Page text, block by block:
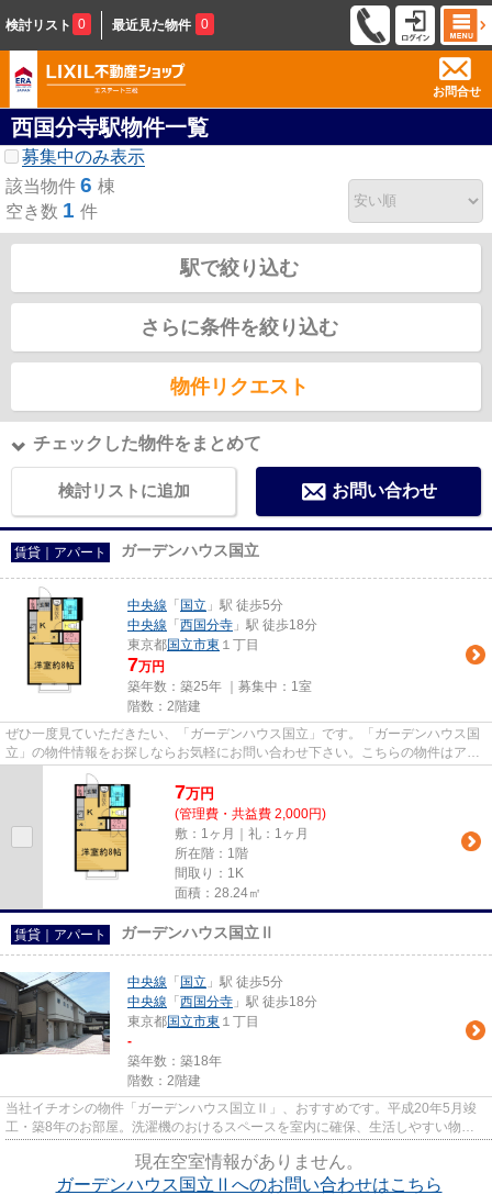
検討リスト 0 最近見た物件 0
お問合せ
西国分寺駅物件一覧
募集中のみ表示
該当物件 6 棟
空き数 1 件
駅で絞り込む
さらに条件を絞り込む
物件リクエスト
チェックした物件をまとめて
検討リストに追加 お問い合わせ
賃貸｜アパート ガーデンハウス国立
中央線 「 国立 」駅 徒歩5分
中央線 「 西国分寺 」駅 徒歩18分
東京都国立市東 １丁目
7万円
築年数：築25年 ｜募集中： 1室
階数：2階建
ぜひ一度見ていただきたい、「ガーデンハウス国立」です。「ガーデンハウス国
立」の物件情報をお探しならお気軽にお問い合わせ下さい。こちらの物件はアパ
ートです。徒歩5分で駅にアク...
7万円
(管理費・共益費 2,000円)
敷：1ヶ月｜礼：1ヶ月
所在階：1階
間取り：1K
面積：28.24㎡
賃貸｜アパート ガーデンハウス国立Ⅱ
中央線 「 国立 」駅 徒歩5分
中央線 「 西国分寺 」駅 徒歩18分
東京都国立市東 １丁目
-
築年数：築18年
階数：2階建
当社イチオシの物件「ガーデンハウス国立Ⅱ」、おすすめです。平成20年5月竣
工・築8年のお部屋。洗濯機のおけるスペースを室内に確保、生活しやすい物
現在空室情報がありません。
ガーデンハウス国立Ⅱへのお問い合わせはこちら